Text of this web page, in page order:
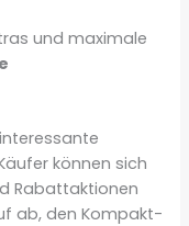
und maximale
können sich
Rabattaktionen
ab, den Kompakt-